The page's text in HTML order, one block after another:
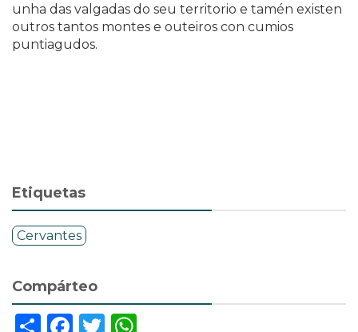
unha das valgadas do seu territorio e tamén existen
outros tantos montes e outeiros con cumios
puntiagudos.
Etiquetas
Cervantes
Compárteo